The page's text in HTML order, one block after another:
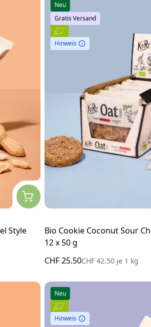
Style
Neu
Gratis Versand
Hinweis
Bio Cookie Coconut Sour
12 x 50 g
CHF 25.50CHF 42.50 je 1 kg
Neu
Hinweis